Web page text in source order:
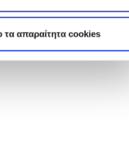
τα απαραίτητα cookies
Πλήρες Πρόγραμμα